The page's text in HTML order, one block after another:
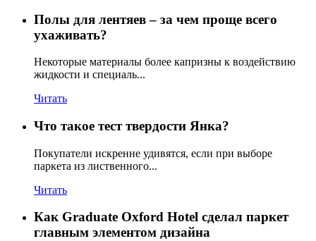
Полы для лентяев – за чем проще всего
ухаживать?
Некоторые материалы более капризны к воздействию
жидкости и специаль...
Читать
Что такое тест твердости Янка?
Покупатели искренне удивятся, если при выборе
паркета из лиственного...
Читать
Как Graduate Oxford Hotel сделал паркет
главным элементом дизайна